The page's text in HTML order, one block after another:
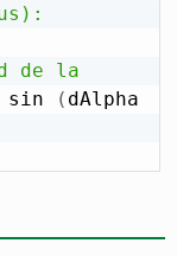
de la
sin (